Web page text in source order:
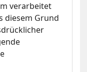
verarbeitet
diesem Grund